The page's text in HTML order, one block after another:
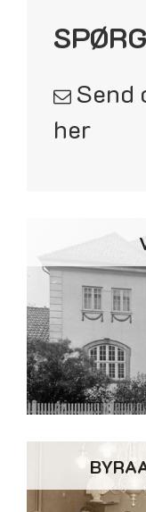
Send
her